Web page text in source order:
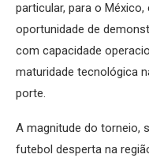
particular, para o
oportunidade de
com capacidade
maturidade tecnológica
porte.
A magnitude do torneio,
futebol desperta na